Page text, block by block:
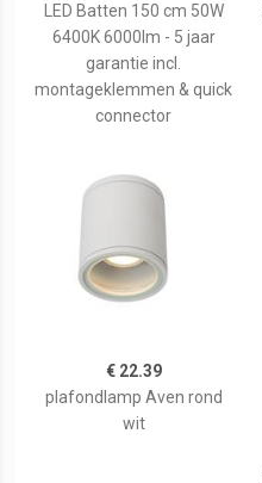
LED Batten 150 cm 50W
6400K 6000lm - 5 jaar
garantie incl.
montageklemmen & quick
connector
€ 22.39
plafondlamp Aven rond
wit